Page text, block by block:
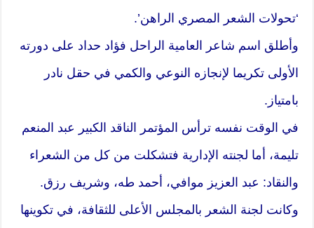
‘تحولات الشعر المصري الراهن’.
وأطلق اسم شاعر العامية الراحل فؤاد حداد على دورته
الأولى تكريما لإنجازه النوعي والكمي في حقل نادر
بامتياز.
في الوقت نفسه ترأس المؤتمر الناقد الكبير عبد المنعم
تليمة، أما لجنته الإدارية فتشكلت من كل من الشعراء
والنقاد: عبد العزيز موافي، أحمد طه، وشريف رزق.
وكانت لجنة الشعر بالمجلس الأعلى للثقافة، في تكوينها